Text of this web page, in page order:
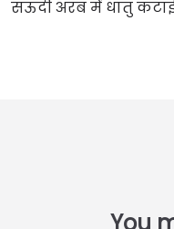
सऊदी अरब में धातु